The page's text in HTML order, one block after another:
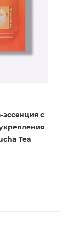
эссенция с
Tea